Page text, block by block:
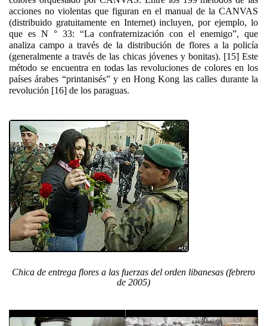
acciones no violentas que figuran en el manual de la CANVAS
(distribuido gratuitamente en Internet) incluyen, por ejemplo, lo
que es N ° 33: “La confraternización con el enemigo”, que
analiza campo a través de la distribución de flores a la policía
(generalmente a través de las chicas jóvenes y bonitas). [15] Este
método se encuentra en todas las revoluciones de colores en los
países árabes “printanisés” y en Hong Kong las calles durante la
revolución [16] de los paraguas.
Chica de entrega flores a las fuerzas del orden libanesas (febrero
de 2005)